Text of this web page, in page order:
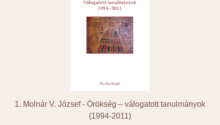
1. Molnár V. József - Örökség – válogatott tanulmányok
(1994-2011)